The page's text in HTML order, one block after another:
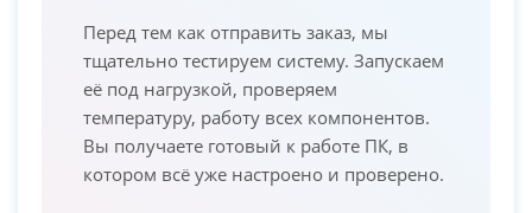
Перед тем как отправить заказ, мы
тщательно тестируем систему. Запускаем
её под нагрузкой, проверяем
температуру, работу всех компонентов.
Вы получаете готовый к работе ПК, в
котором всё уже настроено и проверено.